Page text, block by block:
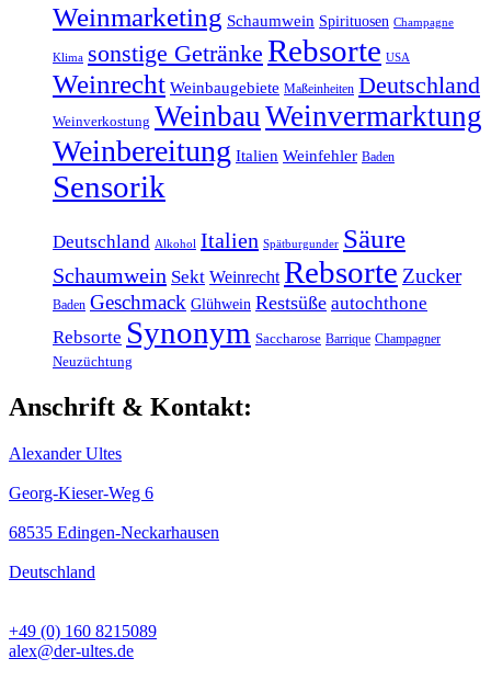
Weinmarketing Schaumwein Spirituosen Champagne
Klima sonstige Getränke Rebsorte USA
Weinrecht Weinbaugebiete Maßeinheiten Deutschland
Weinverkostung Weinbau Weinvermarktung
Weinbereitung Italien Weinfehler Baden
Sensorik
Deutschland Alkohol Italien Spätburgunder Säure
Schaumwein Sekt Weinrecht Rebsorte Zucker
Baden Geschmack Glühwein Restsüße autochthone
Rebsorte Synonym Saccharose Barrique Champagner
Neuzüchtung
Anschrift & Kontakt:
Alexander Ultes
Georg-Kieser-Weg 6
68535 Edingen-Neckarhausen
Deutschland
+49 (0) 160 8215089
alex@der-ultes.de